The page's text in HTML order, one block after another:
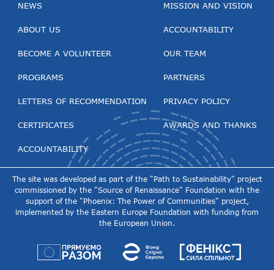
NEWS
ABOUT US
BECOME A VOLUNTEER
PROGRAMS
LETTERS OF RECOMMENDATION
CERTIFICATES
ACCOUNTABILITY
MISSION AND VISION
ACCOUNTABILITY
OUR TEAM
PARTNERS
PRIVACY POLICY
AWARDS AND THANKS
The site was developed as part of the "Path to Sustainability" project
commissioned by the "Source of Renaissance" Foundation with the
support of the "Phoenix: The Power of Communities" project,
implemented by the Eastern Europe Foundation with funding from
the European Union.